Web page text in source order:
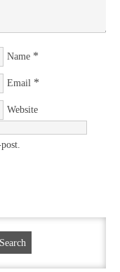
Name *
Email *
Website